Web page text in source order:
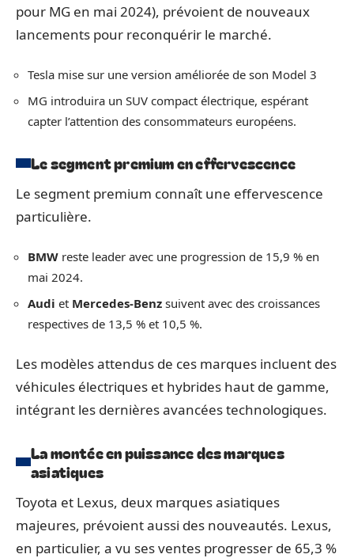
pour MG en mai 2024), prévoient de nouveaux
lancements pour reconquérir le marché.
Tesla mise sur une version améliorée de son Model 3
MG introduira un SUV compact électrique, espérant
capter l’attention des consommateurs européens.
Le segment premium en effervescence
Le segment premium connaît une effervescence
particulière.
BMW reste leader avec une progression de 15,9 % en
mai 2024.
Audi et Mercedes-Benz suivent avec des croissances
respectives de 13,5 % et 10,5 %.
Les modèles attendus de ces marques incluent des
véhicules électriques et hybrides haut de gamme,
intégrant les dernières avancées technologiques.
La montée en puissance des marques
asiatiques
Toyota et Lexus, deux marques asiatiques
majeures, prévoient aussi des nouveautés. Lexus,
en particulier, a vu ses ventes progresser de 65,3 %